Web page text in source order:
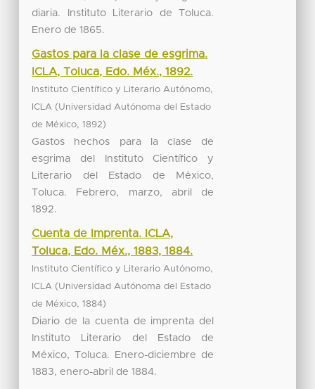
diaria. Instituto Literario de Toluca.
Enero de 1865.
Gastos para la clase de esgrima.
ICLA, Toluca, Edo. Méx., 1892.
Instituto Científico y Literario Autónomo,
ICLA (Universidad Autónoma del Estado
de México,1892)
Gastos hechos para la clase de
esgrima del Instituto Científico y
Literario del Estado de México,
Toluca. Febrero, marzo, abril de
1892.
Cuenta de Imprenta. ICLA,
Toluca, Edo. Méx., 1883, 1884.
Instituto Científico y Literario Autónomo,
ICLA (Universidad Autónoma del Estado
de México,1884)
Diario de la cuenta de imprenta del
Instituto Literario del Estado de
México, Toluca. Enero-diciembre de
1883, enero-abril de 1884.